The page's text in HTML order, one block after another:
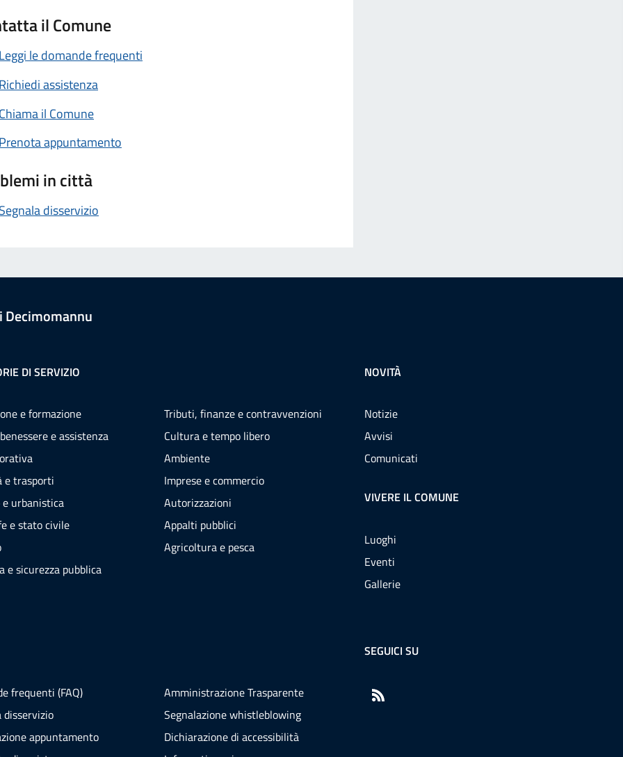
il Comune
Leggi le domande frequenti
Richiedi assistenza
Chiama il Comune
Prenota appuntamento
in città
Segnala disservizio
Decimomannu
DI SERVIZIO
e formazione
e assistenza
e trasporti
e urbanistica
e stato civile
e sicurezza pubblica
Tributi, finanze e contravvenzioni
Cultura e tempo libero
Ambiente
Imprese e commercio
Autorizzazioni
Appalti pubblici
Agricoltura e pesca
NOVITÀ
Notizie
Avvisi
Comunicati
VIVERE IL COMUNE
Luoghi
Eventi
Gallerie
frequenti (FAQ)
disservizio
appuntamento
Amministrazione Trasparente
Segnalazione whistleblowing
Dichiarazione di accessibilità
SEGUICI SU